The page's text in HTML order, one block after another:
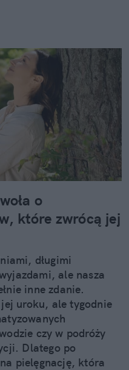
o
które zwrócą jej
długimi
ale nasza
inne zdanie.
uroku, ale tygodnie
czy w podróży
Dlatego po
pielęgnację, która